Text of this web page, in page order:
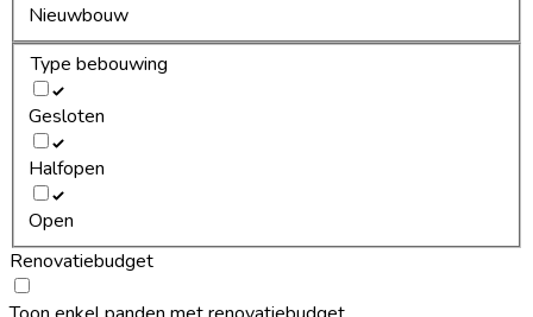
Nieuwbouw
Type bebouwing
Gesloten
Halfopen
Open
Renovatiebudget